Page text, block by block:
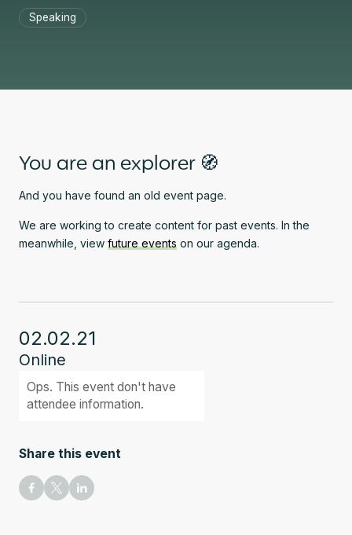
Speaking
02.02.21
Online
Ops. This event don't have
attendee information.
Share this event
You are an explorer 🧭
And you have found an old event page.
We are working to create content for past events. In the
meanwhile, view future events on our agenda.